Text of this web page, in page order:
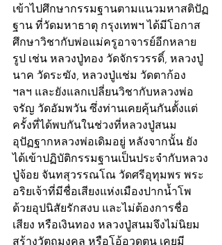
เข้าไปศึกษากรรมฐานตามแนวมหาสติปัฏ
ฐาน ที่วัดมหาธาตุ กรุงเทพฯ ได้มีโอกาส
ศึกษาวิชากับพ่อแม่ครูอาจารย์อีกหลาย
รูป เช่น หลวงปู่ทอง วัดจักรวรรดิ์, หลวงปู่
นาค วัดระฆัง, หลวงปู่แช่ม วัดตาก้อง
ฯลฯ และยังแลกเปลี่ยนวิชากับหลวงพ่อ
จรัญ วัดอัมพวัน ซึ่งท่านเคยคุ้นกันตั้งแต่
ครั้งที่ได้พบกันในช่วงที่หลวงปู่สนม
อุปัฏฐากหลวงพ่อเดิมอยู่ หลังจากนั้น ยัง
ได้เข้าปฏิบัติกรรมฐานเป็นประจำกับหลวง
ปู่จ้อย จันทสุวรรณโณ วัดศรีอุทุมพร พระ
อริยเจ้าที่มีชื่อเสียงแห่งเมืองปากน้ำโพ
ด้วยอุปนิสัยรักสงบ และไม่ต้องการชื่อ
เสียง หรือเงินทอง หลวงปู่สนมจึงไม่นิยม
สร้างวัตถุมงคล หรือโอ้อวดตน เคยมี